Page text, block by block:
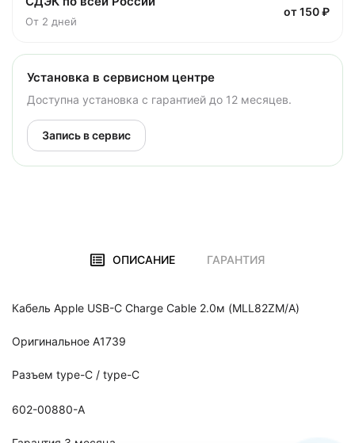
От 2 дней
от 150 ₽
Установка в сервисном центре
Доступна установка с гарантией до 12 месяцев.
Запись в сервис
ОПИСАНИЕ ГАРАНТИЯ
Кабель Apple USB-C Charge Cable 2.0м (MLL82ZM/A)
Оригинальное A1739
Разъем type-C / type-C
602-00880-A